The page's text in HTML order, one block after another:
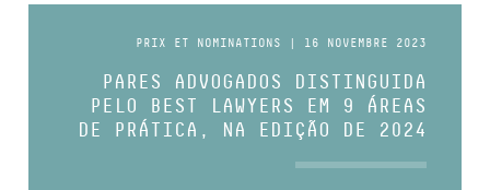
PRIX ET NOMINATIONS | 16 NOVEMBRE 2023
PARES ADVOGADOS DISTINGUIDA
PELO BEST LAWYERS EM 9 ÁREAS
DE PRÁTICA, NA EDIÇÃO DE 2024